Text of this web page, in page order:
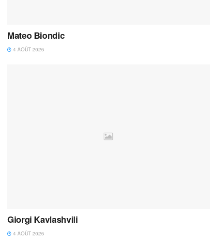
Mateo Biondic
4 AOÛT 2026
Giorgi Kavlashvili
4 AOÛT 2026